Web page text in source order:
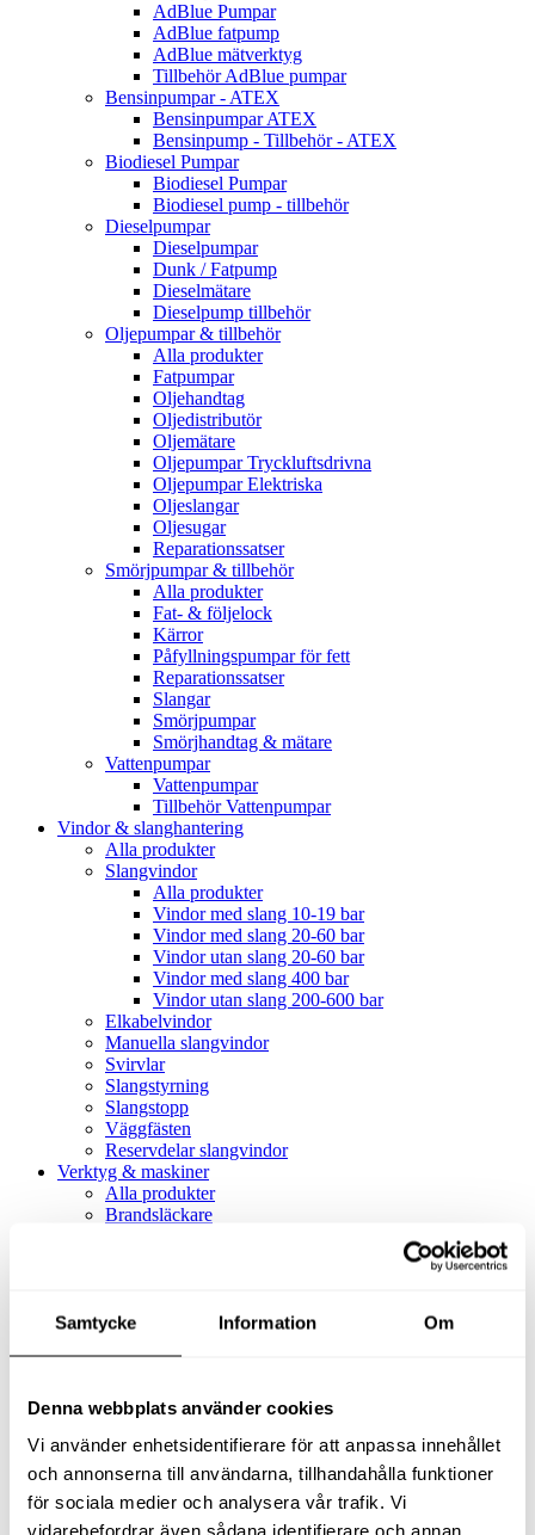
Samtycke Information Om
Denna webbplats använder cookies
Vi använder enhetsidentifierare för att anpassa innehållet
och annonserna till användarna, tillhandahålla funktioner
för sociala medier och analysera vår trafik. Vi
vidarebefordrar även sådana identifierare och annan
AdBlue Pumpar
AdBlue fatpump
AdBlue mätverktyg
Tillbehör AdBlue pumpar
Bensinpumpar - ATEX
Bensinpumpar ATEX
Bensinpump - Tillbehör - ATEX
Biodiesel Pumpar
Biodiesel Pumpar
Biodiesel pump - tillbehör
Dieselpumpar
Dieselpumpar
Dunk / Fatpump
Dieselmätare
Dieselpump tillbehör
Oljepumpar & tillbehör
Alla produkter
Fatpumpar
Oljehandtag
Oljedistributör
Oljemätare
Oljepumpar Tryckluftsdrivna
Oljepumpar Elektriska
Oljeslangar
Oljesugar
Reparationssatser
Smörjpumpar & tillbehör
Alla produkter
Fat- & följelock
Kärror
Påfyllningspumpar för fett
Reparationssatser
Slangar
Smörjpumpar
Smörjhandtag & mätare
Vattenpumpar
Vattenpumpar
Tillbehör Vattenpumpar
Vindor & slanghantering
Alla produkter
Slangvindor
Alla produkter
Vindor med slang 10-19 bar
Vindor med slang 20-60 bar
Vindor utan slang 20-60 bar
Vindor med slang 400 bar
Vindor utan slang 200-600 bar
Elkabelvindor
Manuella slangvindor
Svirvlar
Slangstyrning
Slangstopp
Väggfästen
Reservdelar slangvindor
Verktyg & maskiner
Alla produkter
Brandsläckare
Alla produkter
Slangfäste
Textil- & Våtdammsugare
Tillbehör Textil- & våtdammsugare
Adaptrar
Dammsugare